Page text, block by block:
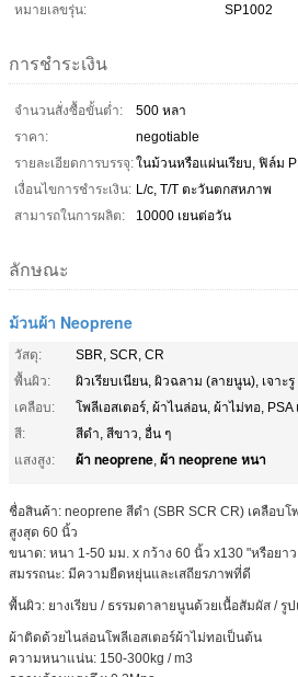
หมายเลขรุ่น:
SP1002
การชำระเงิน
จำนวนสั่งซื้อขั้นต่ำ:
500 หลา
ราคา:
negotiable
รายละเอียดการบรรจุ:ในม้วนหรือแผ่นเรียบ, ฟิล์ม
เงื่อนไขการชำระเงิน: L/c, T/T ตะวันตกสหภาพ
สามารถในการผลิต:
10000 เยนต่อวัน
ลักษณะ
ม้วนผ้า Neoprene
วัสดุ:
SBR, SCR, CR
พื้นผิว:
ผิวเรียบเนียน, ผิวฉลาม (ลายนูน), เจาะรู
เคลือบ:
โพลีเอสเตอร์, ผ้าไนล่อน, ผ้าไม่ทอ, PSA
สี:
สีดำ, สีขาว, อื่น ๆ
แสงสูง:
ผ้า neoprene, ผ้า neoprene หนา
ชื่อสินค้า: neoprene สีดำ (SBR SCR CR) เคลือบโ
สูงสุด 60 นิ้ว
ขนาด: หนา 1-50 มม. x กว้าง 60 นิ้ว x130 "หรือยา
สมรรถนะ: มีความยืดหยุ่นและเสถียรภาพที่ดี
พื้นผิว: ยางเรียบ / ธรรมดาลายนูนด้วยเนื้อสัมผัส / รู
ผ้าติดด้วยไนล่อนโพลีเอสเตอร์ผ้าไม่ทอเป็นต้น
ความหนาแน่น: 150-300kg / m3